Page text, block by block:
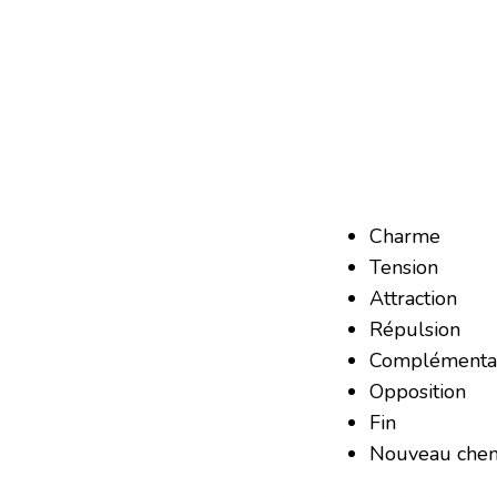
Charme
Tension
Attraction
Répulsion
Opposition
Fin
Nouveau